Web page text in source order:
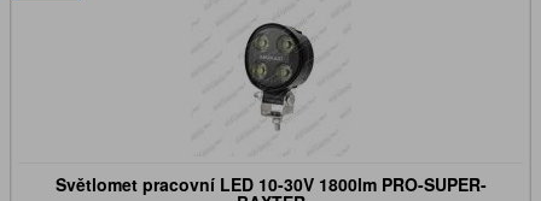
Světlomet pracovní LED 10-30V 1800lm PRO-SUPER-